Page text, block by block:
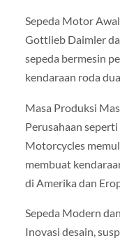
Sepeda Motor
Gottlieb Daimler
sepeda bermesin
kendaraan roda
Masa Produksi
Perusahaan
Motorcycles
membuat
di Amerika dan
Sepeda Modern
Inovasi desain,